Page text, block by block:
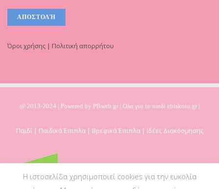
Όροι χρήσης | Πολιτική απορρήτου
@ 2013-2024 | Powered by PBweb.gr | Ολα για το παιδί ebiskoto.gr |
Παιδί | Παιδικά Έπιπλα | Βρεφικά Έπιπλα | Ιδέες Διακόσμησης
Η ιστοσελίδα χρησιμοποιεί cookies για την ευκολία